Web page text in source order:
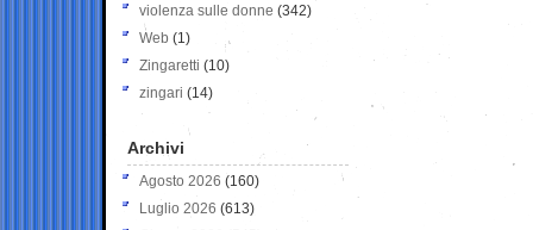
violenza sulle donne (342)
Web (1)
Zingaretti (10)
zingari (14)
Archivi
Agosto 2026 (160)
Luglio 2026 (613)